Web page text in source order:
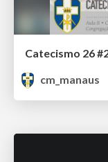
cm_manaus